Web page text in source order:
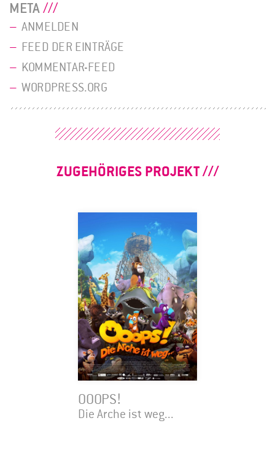
META
ANMELDEN
FEED DER EINTRÄGE
KOMMENTAR-FEED
WORDPRESS.ORG
ZUGEHÖRIGES PROJEKT
OOOPS!
Die Arche ist weg...